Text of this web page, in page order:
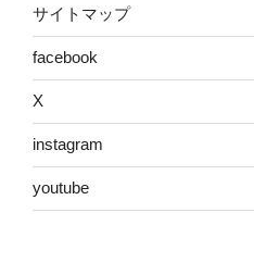
サイトマップ
facebook
X
instagram
youtube